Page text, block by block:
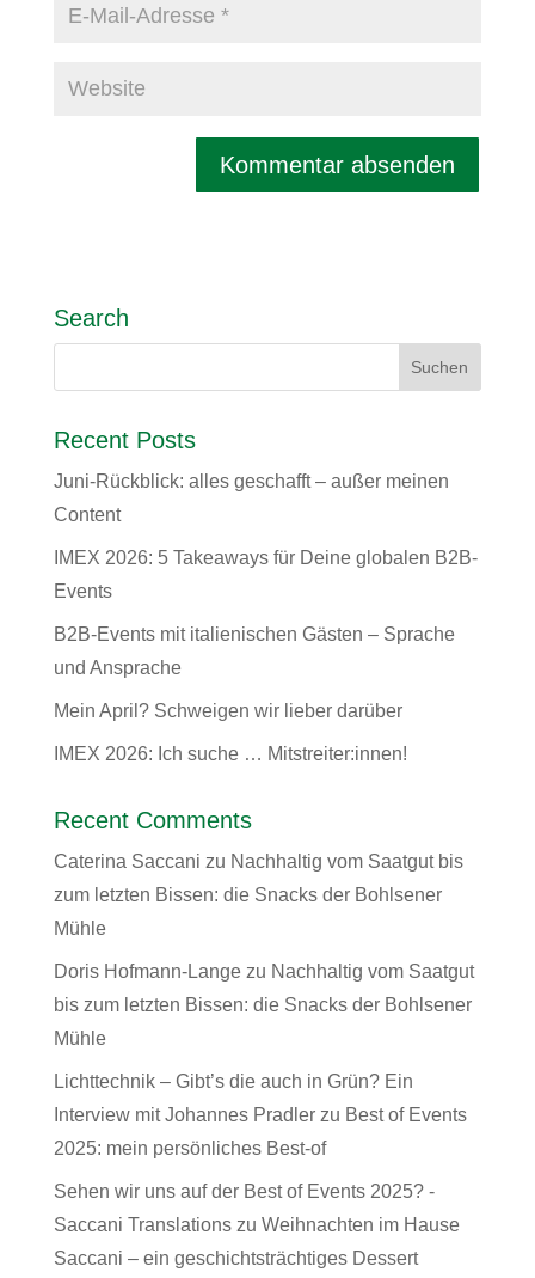
Search
Recent Posts
Juni-Rückblick: alles geschafft – außer meinen
Content
IMEX 2026: 5 Takeaways für Deine globalen B2B-
Events
B2B-Events mit italienischen Gästen – Sprache
und Ansprache
Mein April? Schweigen wir lieber darüber
IMEX 2026: Ich suche … Mitstreiter:innen!
Recent Comments
Caterina Saccani zu Nachhaltig vom Saatgut bis
zum letzten Bissen: die Snacks der Bohlsener
Mühle
Doris Hofmann-Langezu Nachhaltig vom Saatgut
bis zum letzten Bissen: die Snacks der Bohlsener
Mühle
Lichttechnik – Gibt’s die auch in Grün? Ein
Interview mit Johannes Pradlerzu Best of Events
2025: mein persönliches Best-of
Sehen wir uns auf der Best of Events 2025? -
Saccani Translationszu Weihnachten im Hause
Saccani – ein geschichtsträchtiges Dessert